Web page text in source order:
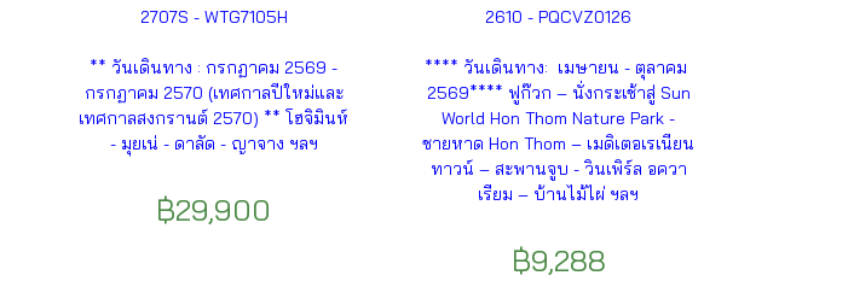
2707S - WTG7105H
** วันเดินทาง : กรกฏาคม 2569 -
กรกฏาคม 2570 (เทศกาลปีใหม่และ
เทศกาลสงกรานต์ 2570) ** โฮจิมินห์
- มุยเน่ - ดาลัด - ญาจาง ฯลฯ
฿29,900
2610 - PQCVZ0126
**** วันเดินทาง: เมษายน - ตุลาคม
2569**** ฟูก๊วก – นั่งกระเช้าสู่ Sun
World Hon Thom Nature Park -
ชายหาด Hon Thom – เมดิเตอเรเนียน
ทาวน์ – สะพานจูบ - วินเพิร์ล อควา
เรียม – บ้านไม้ไผ่ ฯลฯ
฿9,288